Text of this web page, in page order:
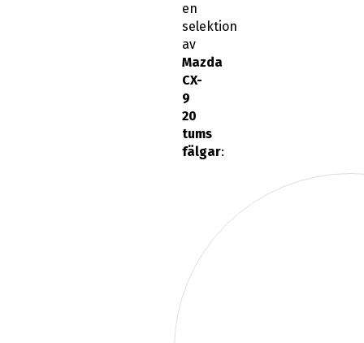
en
selektion
av
Mazda
CX-
9
20
tums
fälgar: